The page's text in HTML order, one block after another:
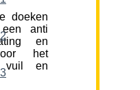
doeken
anti
en
het
vuil en